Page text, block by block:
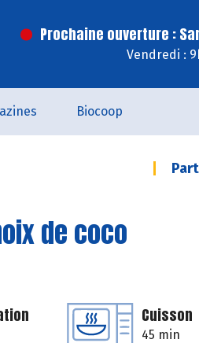
Prochaine ouverture :
Vendredi :
Biocoop
de coco
Cuisson
45 min